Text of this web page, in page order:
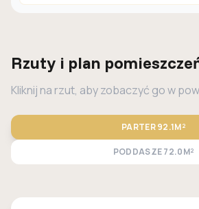
Rzuty i plan
Kliknij na rzut, aby zobaczyć go w
PARTER92.1M²
PODDASZE72.0M²